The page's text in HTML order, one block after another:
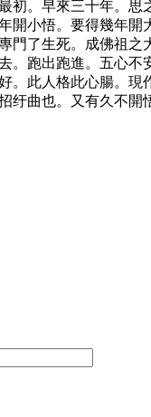
。早來三十年。
小悟。要得幾年
了生死。成佛祖
跑出跑進。五心
此人格此心腸。
曲也。又有久不